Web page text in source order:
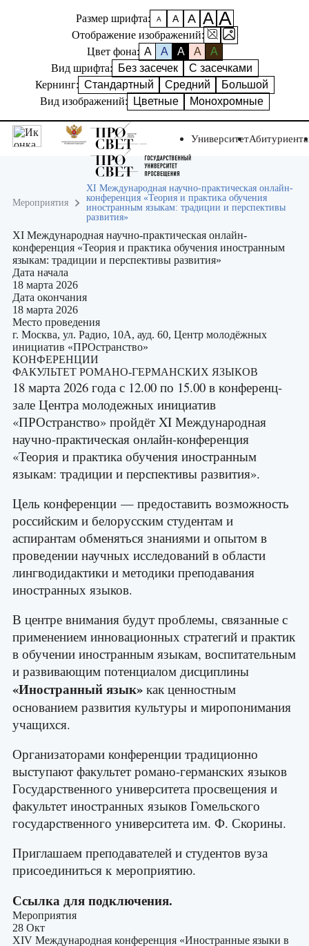
Размер шрифта: А А А А А
Отображение изображений:
Цвет фона: A A A A
A
Вид шрифта:
Без засечек
С засечками
Кернинг: Стандартный Средний
Большой
Вид изображений:
Цветные Монохромные
Университет
Мероприятия
XI Международная научно-практическая онлайн-
конференция «Теория и практика обучения
иностранным языкам: традиции и перспективы
развития»
XI Международная научно-практическая онлайн-
конференция «Теория и практика обучения иностранным
языкам: традиции и перспективы развития»
Дата начала
18 марта 2026
Дата окончания
18 марта 2026
Место проведения
г. Москва, ул. Радио, 10А, ауд. 60, Центр молодёжных
инициатив «ПРОстранство»
КОНФЕРЕНЦИИ
ФАКУЛЬТЕТ РОМАНО-ГЕРМАНСКИХ ЯЗЫКОВ
18 марта 2026 года с 12.00 по 15.00 в конференц-
зале Центра молодежных инициатив
«ПРОстранство» пройдёт XI Международная
научно-практическая онлайн-конференция
«Теория и практика обучения иностранным
языкам: традиции и перспективы развития».
Цель конференции — предоставить возможность
российским и белорусским студентам и
аспирантам обменяться знаниями и опытом в
проведении научных исследований в области
лингводидактики и методики преподавания
иностранных языков.
В центре внимания будут проблемы, связанные с
применением инновационных стратегий и практик
в обучении иностранным языкам, воспитательным
и развивающим потенциалом дисциплины
«Иностранный язык» как ценностным
основанием развития культуры и миропонимания
учащихся.
Организаторами конференции традиционно
выступают факультет романо-германских языков
Государственного университета просвещения и
факультет иностранных языков Гомельского
государственного университета им. Ф. Скорины.
Приглашаем преподавателей и студентов вуза
присоединиться к мероприятию.
Ссылка для подключения.
Мероприятия
28 Окт
ХIV Международная конференция «Иностранные языки в